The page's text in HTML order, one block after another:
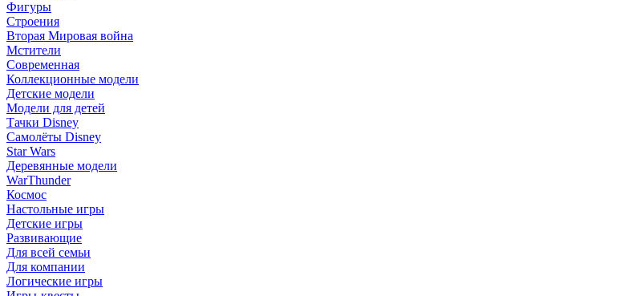
Фигуры
Строения
Вторая Мировая война
Мстители
Современная
Коллекционные модели
Детские модели
Модели для детей
Тачки Disney
Самолёты Disney
Star Wars
Деревянные модели
WarThunder
Космос
Настольные игры
Детские игры
Развивающие
Для всей семьи
Для компании
Логические игры